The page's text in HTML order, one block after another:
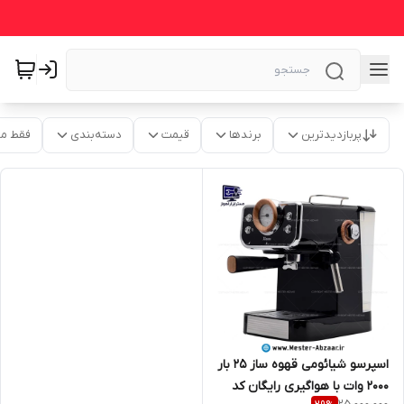
پربازدیدترین برندها قیمت دسته‌بندی فقط
اسپرسو شیائومی قهوه ساز 25 بار
2000 وات با هواگیری رایگان کد